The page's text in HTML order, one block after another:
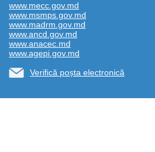
www.mecc.gov.md
www.msmps.gov.md
www.madrm.gov.md
www.ancd.gov.md
www.anacec.md
www.agepi.gov.md
Verifică poșta electronică